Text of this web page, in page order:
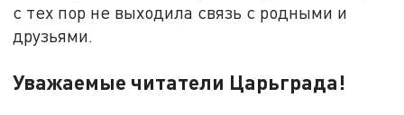
с тех пор не выходила связь с родными и
друзьями.
Уважаемые читатели Царьграда!